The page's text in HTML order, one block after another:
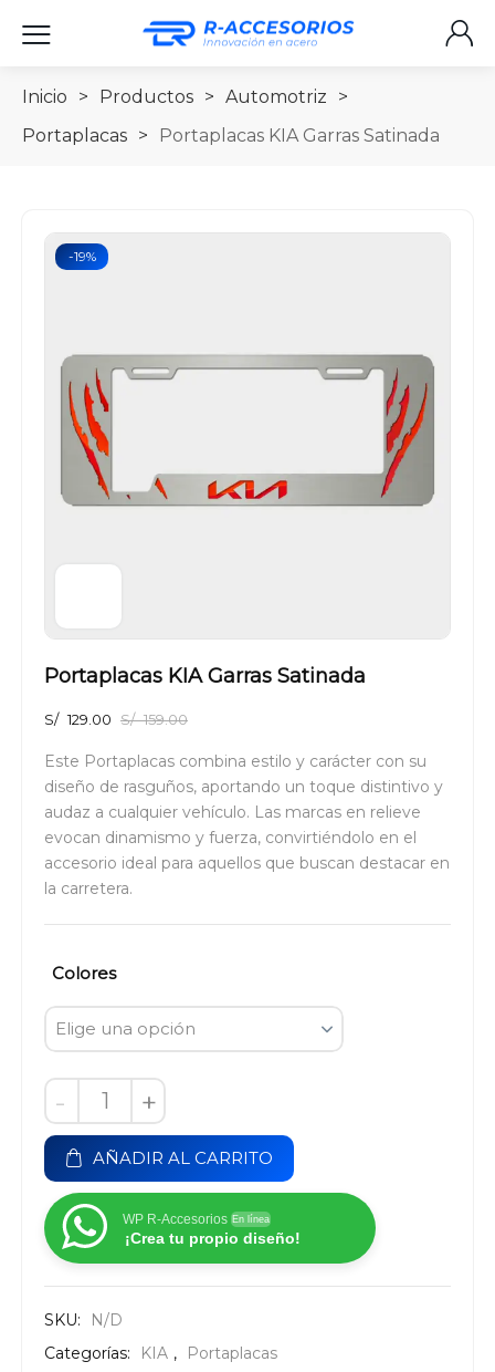
Inicio > Productos > Automotriz
>
Portaplacas > Portaplacas KIA Garras Satinada
-19%
Portaplacas KIA Garras Satinada
S/ 159.00
S/ 129.00
Este Portaplacas combina estilo y carácter con su
diseño de rasguños, aportando un toque distintivo y
audaz a cualquier vehículo. Las marcas en relieve
evocan dinamismo y fuerza, convirtiéndolo en el
accesorio ideal para aquellos que buscan destacar en
la carretera.
Colores
- +
AÑADIR AL CARRITO
WP R-Accesorios En línea
¡Crea tu propio diseño!
SKU:
N/D
Categorías:
KIA ,
Portaplacas